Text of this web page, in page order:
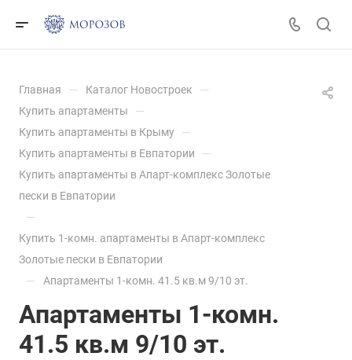
Главная — Каталог Новостроек —
Купить апартаменты —
Купить апартаменты в Крыму —
Купить апартаменты в Евпатории —
Купить апартаменты в Апарт-комплекс Золотые
пески в Евпатории
—
Купить 1-комн. апартаменты в Апарт-комплекс
Золотые пески в Евпатории
— Апартаменты 1-комн. 41.5 кв.м 9/10 эт.
Апартаменты 1-комн.
41.5 кв.м 9/10 эт.